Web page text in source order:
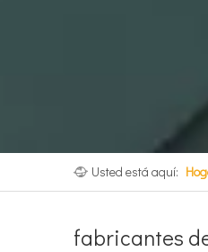
Usted está aquí:
fabricantes